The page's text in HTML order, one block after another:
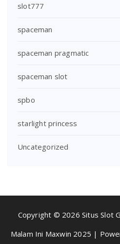
slot777
spaceman
spaceman pragmatic
spaceman slot
spbo
starlight princess
Uncategorized
Copyright © 2026 Situs Slot
Malam Ini Maxwin 2025 |